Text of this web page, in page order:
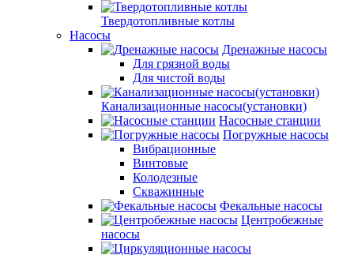
Твердотопливные котлы
Насосы
Дренажные насосы
Для грязной воды
Для чистой воды
Канализационные насосы(установки)
Насосные станции
Погружные насосы
Вибрационные
Винтовые
Колодезные
Скважинные
Фекальные насосы
Центробежные
насосы